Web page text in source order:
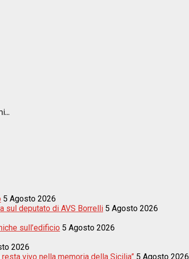
5 Agosto 2026
sul deputato di AVS Borrelli 5 Agosto 2026
sull’edificio 5 Agosto 2026
2026
vivo nella memoria della Sicilia” 5 Agosto 2026